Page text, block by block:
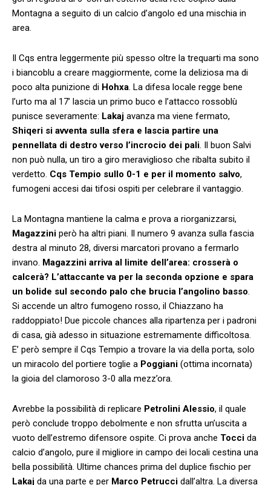
Montagna a seguito di un calcio d’angolo ed una mischia in
area.
Il Cqs entra leggermente più spesso oltre la trequarti ma sono
i biancoblu a creare maggiormente, come la deliziosa ma di
poco alta punizione di Hohxa. La difesa locale regge bene
l’urto ma al 17’ lascia un primo buco e l’attacco rossoblù
punisce severamente: Lakaj avanza ma viene fermato,
Shiqeri si avventa sulla sfera e lascia partire una
pennellata di destro verso l’incrocio dei pali. Il buon Salvi
non può nulla, un tiro a giro meraviglioso che ribalta subito il
verdetto. Cqs Tempio sullo 0-1 e per il momento salvo,
fumogeni accesi dai tifosi ospiti per celebrare il vantaggio.
La Montagna mantiene la calma e prova a riorganizzarsi,
Magazzini però ha altri piani. Il numero 9 avanza sulla fascia
destra al minuto 28, diversi marcatori provano a fermarlo
invano. Magazzini arriva al limite dell’area: crosserà o
calcerà? L’attaccante va per la seconda opzione e spara
un bolide sul secondo palo che brucia l’angolino basso.
Si accende un altro fumogeno rosso, il Chiazzano ha
raddoppiato! Due piccole chances alla ripartenza per i padroni
di casa, già adesso in situazione estremamente difficoltosa.
E’ però sempre il Cqs Tempio a trovare la via della porta, solo
un miracolo del portiere toglie a Poggiani (ottima incornata)
la gioia del clamoroso 3-0 alla mezz’ora.
Avrebbe la possibilità di replicare Petrolini Alessio, il quale
però conclude troppo debolmente e non sfrutta un’uscita a
vuoto dell’estremo difensore ospite. Ci prova anche Tocci da
calcio d’angolo, pure il migliore in campo dei locali cestina una
bella possibilità. Ultime chances prima del duplice fischio per
Lakaj da una parte e per Marco Petrucci dall’altra. La diversa